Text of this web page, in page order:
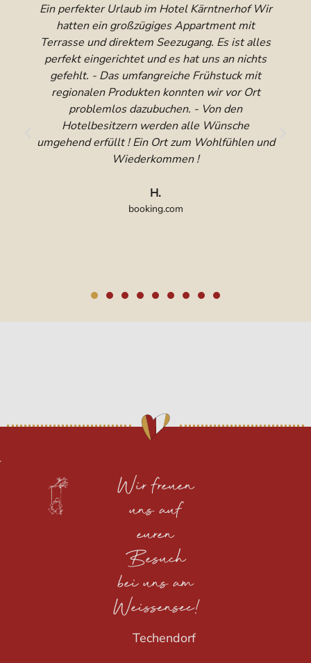
Ein perfekter Urlaub im Hotel Kärntnerhof Wir
hatten ein großzügiges Appartment mit
Terrasse und direktem Seezugang. Es ist alles
perfekt eingerichtet und es hat uns an nichts
gefehlt. - Das umfangreiche Frühstuck mit
regionalen Produkten konnten wir vor Ort
problemlos dazubuchen. - Von den
Hotelbesitzern werden alle Wünsche
umgehend erfüllt ! Ein Ort zum Wohlfühlen und
Wiederkommen !
H.
booking.com
Wir freuen
uns auf
euren
Besuch
bei uns am
Weissensee!
Techendorf